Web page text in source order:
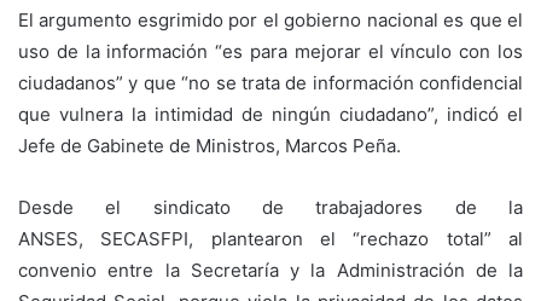
El argumento esgrimido por el gobierno nacional es que el
uso de la información “es para mejorar el vínculo con los
ciudadanos” y que “no se trata de información confidencial
que vulnera la intimidad de ningún ciudadano”, indicó el
Jefe de Gabinete de Ministros, Marcos Peña.
Desde el sindicato de trabajadores de la
ANSES, SECASFPI, plantearon el “rechazo total” al
convenio entre la Secretaría y la Administración de la